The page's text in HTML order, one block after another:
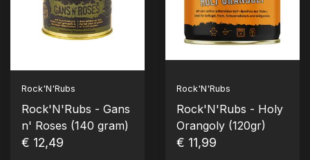
Rock'N'Rubs
Rock'N'Rubs - Gans
n' Roses (140 gram)
€ 12,49
Rock'N'Rubs
Rock'N'Rubs - Holy
Orangoly (120gr)
€ 11,99